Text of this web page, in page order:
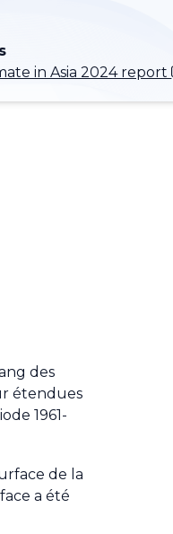
in Asia 2024 report
des
étendues
1961-
de la
a été